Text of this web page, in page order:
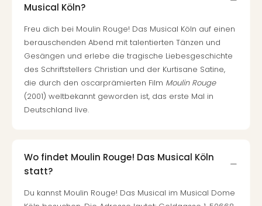
Musical Köln?
Freu dich bei Moulin Rouge! Das Musical Köln auf einen
berauschenden Abend mit talentierten Tänzen und
Gesängen und erlebe die tragische Liebesgeschichte
des Schriftstellers Christian und der Kurtisane Satine,
die durch den oscarprämierten Film Moulin Rouge
(2001) weltbekannt geworden ist, das erste Mal in
Deutschland live.
Wo findet Moulin Rouge! Das Musical Köln
statt?
Du kannst Moulin Rouge! Das Musical im Musical Dome